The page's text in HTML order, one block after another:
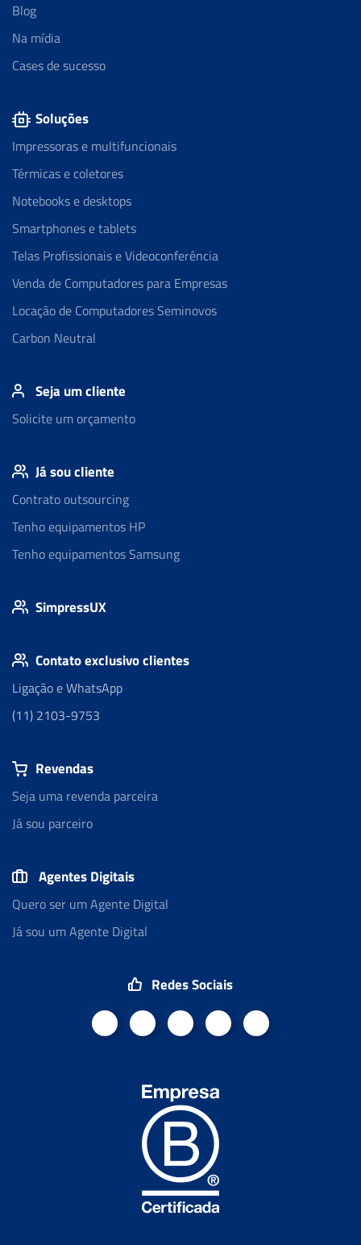
Blog
Na mídia
Cases de sucesso
Soluções
Impressoras e multifuncionais
Térmicas e coletores
Notebooks e desktops
Smartphones e tablets
Telas Profissionais e Videoconferência
Venda de Computadores para Empresas
Locação de Computadores Seminovos
Carbon Neutral
Seja um cliente
Solicite um orçamento
Já sou cliente
Contrato outsourcing
Tenho equipamentos HP
Tenho equipamentos Samsung
SimpressUX
Contato exclusivo clientes
Ligação e WhatsApp
(11) 2103-9753
Revendas
Seja uma revenda parceira
Já sou parceiro
Agentes Digitais
Quero ser um Agente Digital
Já sou um Agente Digital
Redes Sociais